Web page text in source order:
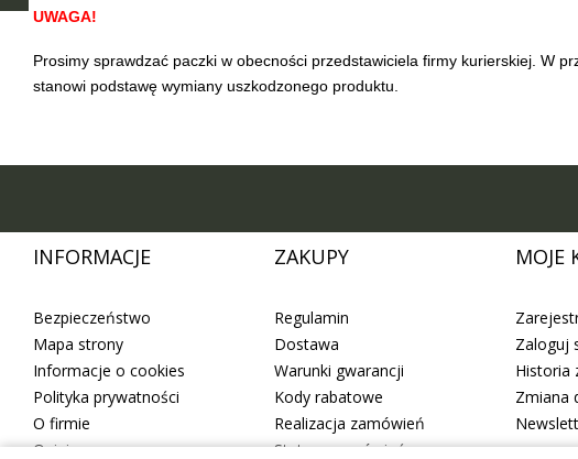
UWAGA!
Prosimy sprawdzać paczki w obecności przedstawiciela firmy kurierskiej. W
stanowi podstawę wymiany uszkodzonego produktu.
INFORMACJE
Bezpieczeństwo
Mapa strony
Informacje o cookies
Polityka prywatności
O firmie
Opinie
ZAKUPY
Regulamin
Dostawa
Warunki gwarancji
Kody rabatowe
Realizacja zamówień
Statusy zamówień
MOJE
Zaloguj
Historia
Zmiana